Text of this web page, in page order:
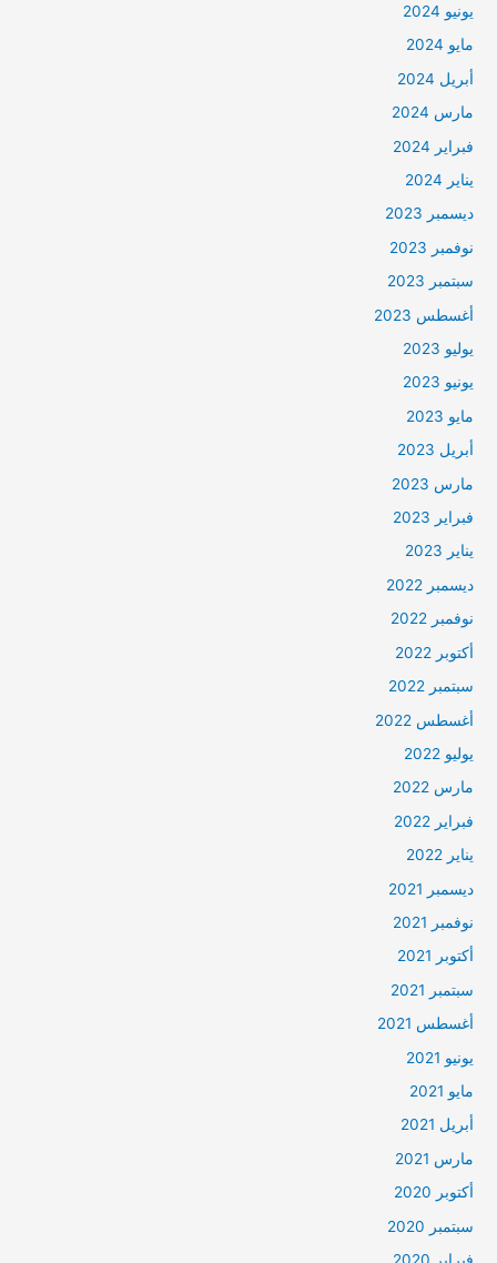
يونيو 2024
مايو 2024
أبريل 2024
مارس 2024
فبراير 2024
يناير 2024
ديسمبر 2023
نوفمبر 2023
سبتمبر 2023
أغسطس 2023
يوليو 2023
يونيو 2023
مايو 2023
أبريل 2023
مارس 2023
فبراير 2023
يناير 2023
ديسمبر 2022
نوفمبر 2022
أكتوبر 2022
سبتمبر 2022
أغسطس 2022
يوليو 2022
مارس 2022
فبراير 2022
يناير 2022
ديسمبر 2021
نوفمبر 2021
أكتوبر 2021
سبتمبر 2021
أغسطس 2021
يونيو 2021
مايو 2021
أبريل 2021
مارس 2021
أكتوبر 2020
سبتمبر 2020